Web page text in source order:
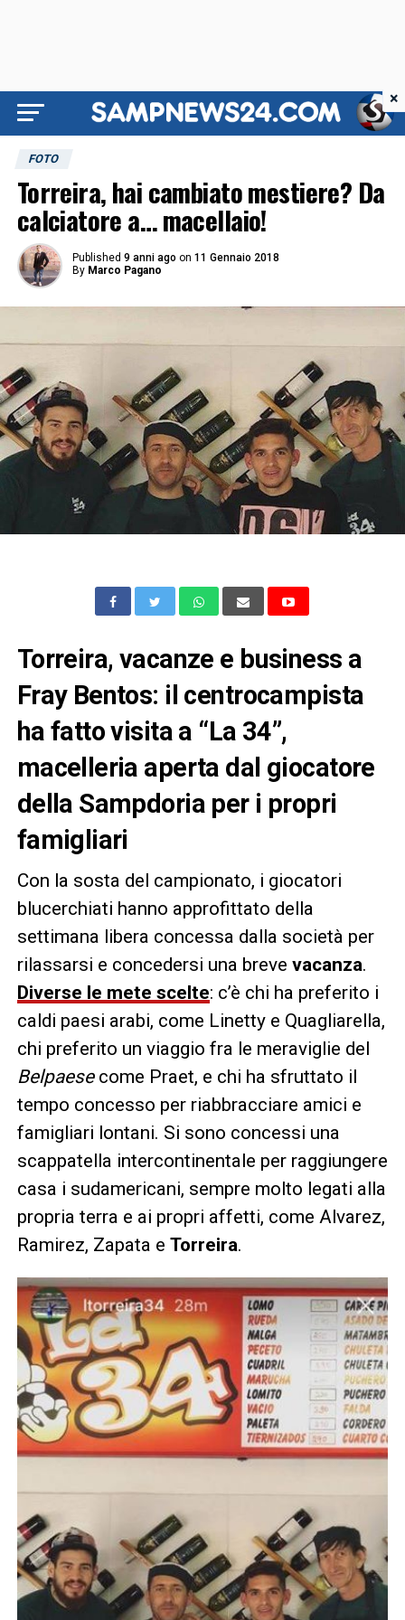
FOTO
Torreira, hai cambiato mestiere? Da
calciatore a… macellaio!
Published 9 anni ago on 11 Gennaio 2018
By Marco Pagano
Torreira, vacanze e business a
Fray Bentos: il centrocampista
ha fatto visita a “La 34”,
macelleria aperta dal giocatore
della Sampdoria per i propri
famigliari
Con la sosta del campionato, i giocatori
blucerchiati hanno approfittato della
settimana libera concessa dalla società per
rilassarsi e concedersi una breve vacanza.
Diverse le mete scelte: c’è chi ha preferito i
caldi paesi arabi, come Linetty e Quagliarella,
chi preferito un viaggio fra le meraviglie del
Belpaesecome Praet, e chi ha sfruttato il
tempo concesso per riabbracciare amici e
famigliari lontani. Si sono concessi una
scappatella intercontinentale per raggiungere
casa i sudamericani, sempre molto legati alla
propria terra e ai propri affetti, come Alvarez,
Ramirez, Zapata e Torreira.
×